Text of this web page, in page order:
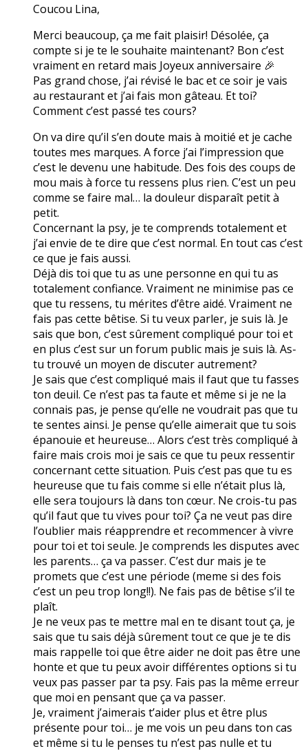
Coucou Lina,
Merci beaucoup, ça me fait plaisir! Désolée, ça
compte si je te le souhaite maintenant? Bon c’est
vraiment en retard mais Joyeux anniversaire 🎉
Pas grand chose, j’ai révisé le bac et ce soir je vais
au restaurant et j’ai fais mon gâteau. Et toi?
Comment c’est passé tes cours?
On va dire qu’il s’en doute mais à moitié et je cache
toutes mes marques. A force j’ai l’impression que
c’est le devenu une habitude. Des fois des coups de
mou mais à force tu ressens plus rien. C’est un peu
comme se faire mal… la douleur disparaît petit à
petit.
Concernant la psy, je te comprends totalement et
j’ai envie de te dire que c’est normal. En tout cas c’est
ce que je fais aussi.
Déjà dis toi que tu as une personne en qui tu as
totalement confiance. Vraiment ne minimise pas ce
que tu ressens, tu mérites d’être aidé. Vraiment ne
fais pas cette bêtise. Si tu veux parler, je suis là. Je
sais que bon, c’est sûrement compliqué pour toi et
en plus c’est sur un forum public mais je suis là. As-
tu trouvé un moyen de discuter autrement?
Je sais que c’est compliqué mais il faut que tu fasses
ton deuil. Ce n’est pas ta faute et même si je ne la
connais pas, je pense qu’elle ne voudrait pas que tu
te sentes ainsi. Je pense qu’elle aimerait que tu sois
épanouie et heureuse… Alors c’est très compliqué à
faire mais crois moi je sais ce que tu peux ressentir
concernant cette situation. Puis c’est pas que tu es
heureuse que tu fais comme si elle n’était plus là,
elle sera toujours là dans ton cœur. Ne crois-tu pas
qu’il faut que tu vives pour toi? Ça ne veut pas dire
l’oublier mais réapprendre et recommencer à vivre
pour toi et toi seule. Je comprends les disputes avec
les parents… ça va passer. C’est dur mais je te
promets que c’est une période (meme si des fois
c’est un peu trop long!!). Ne fais pas de bêtise s’il te
plaît.
Je ne veux pas te mettre mal en te disant tout ça, je
sais que tu sais déjà sûrement tout ce que je te dis
mais rappelle toi que être aider ne doit pas être une
honte et que tu peux avoir différentes options si tu
veux pas passer par ta psy. Fais pas la même erreur
que moi en pensant que ça va passer.
Je, vraiment j’aimerais t’aider plus et être plus
présente pour toi… je me vois un peu dans ton cas
et même si tu le penses tu n’est pas nulle et tu